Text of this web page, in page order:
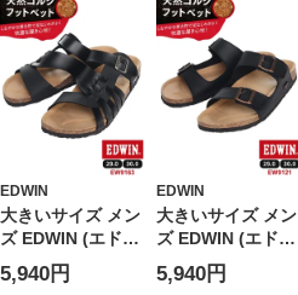
EDWIN
大きいサイズ メン
ズ EDWIN (エドウ
ィン) 天然コルク
ベルトサンダル
5,940円
EDWIN
大きいサイズ メン
ズ EDWIN (エドウ
ィン) 天然コルク
ダブルベルト サン
5,940円